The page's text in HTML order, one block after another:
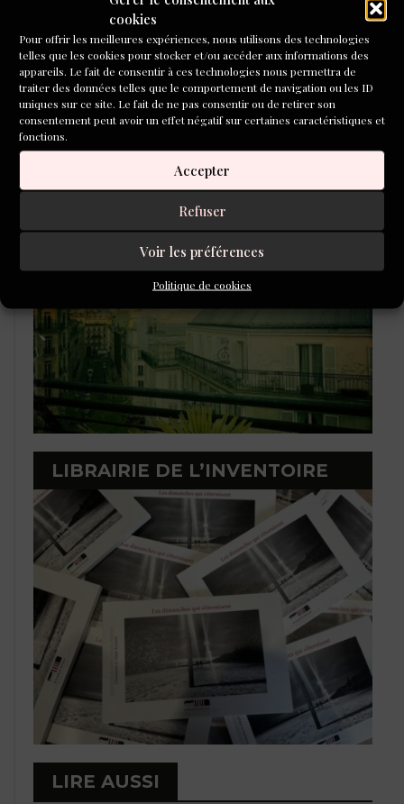
cookies
Pour offrir les meilleures expériences, nous utilisons des technologies
telles que les cookies pour stocker et/ou accéder aux informations des
appareils. Le fait de consentir à ces technologies nous permettra de
traiter des données telles que le comportement de navigation ou les ID
uniques sur ce site. Le fait de ne pas consentir ou de retirer son
consentement peut avoir un effet négatif sur certaines caractéristiques et
fonctions.
Accepter
Refuser
Voir les préférences
Politique de cookies
L'ÉCOLE DU ROMAN D'ALEPH-
LIBRAIRIE DE L’INVENTOIRE
LIRE AUSSI